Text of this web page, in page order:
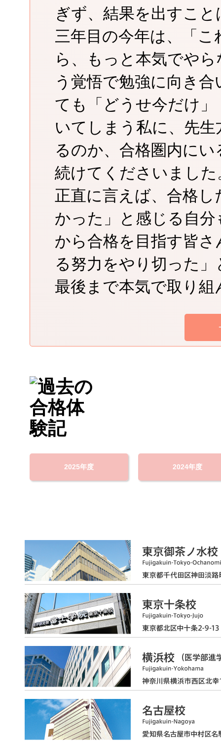
ぎず、結果を出すこ
三年目の今年は、「
ら、もっと本気でや
う覚悟で勉強に向き
ても「どうせ今だけ
いてしまう私に、先
るのか、合格圏内に
続けてくださいました
正直に言えば、合格
かった」と感じる自
から合格を目指す皆
る努力をやり切った
最後まで本気で取り
2025年度 2024年度